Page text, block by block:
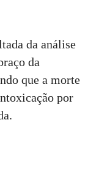
da análise
da
que a morte
por